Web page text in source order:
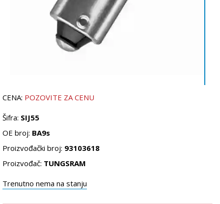
CENA: POZOVITE ZA CENU
Šifra: SIJ55
OE broj: BA9s
Proizvođački broj: 93103618
Proizvođač: TUNGSRAM
Trenutno nema na stanju